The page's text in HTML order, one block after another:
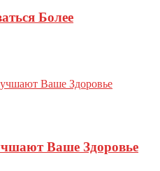
Более
Ваше Здоровье